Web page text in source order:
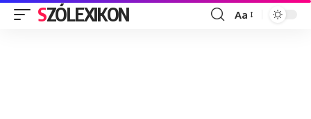
SZÓLEXIKON
Font
Aa